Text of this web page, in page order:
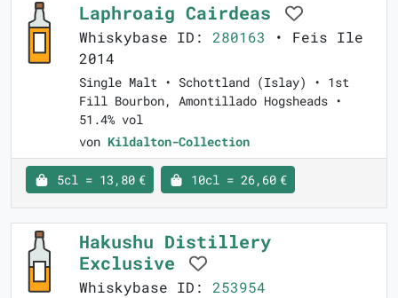
Laphroaig Cairdeas
Whiskybase ID: 280163 • Feis Ile
2014
Single Malt • Schottland (Islay) • 1st
Fill Bourbon, Amontillado Hogsheads •
51.4% vol
von Kildalton-Collection
5cl = 13,80 € 10cl = 26,60 €
Hakushu Distillery
Exclusive
Whiskybase ID: 253954